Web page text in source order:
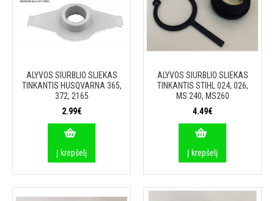
ALYVOS SIURBLIO SLIEKAS
TINKANTIS HUSQVARNA 365,
372, 2165
2.99€
Į krepšelį
ALYVOS SIURBLIO SLIEKAS
TINKANTIS STIHL 024, 026,
MS 240, MS260
4.49€
Į krepšelį